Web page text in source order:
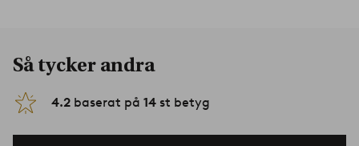
Så tycker andra
4.2 baserat på 14 st betyg